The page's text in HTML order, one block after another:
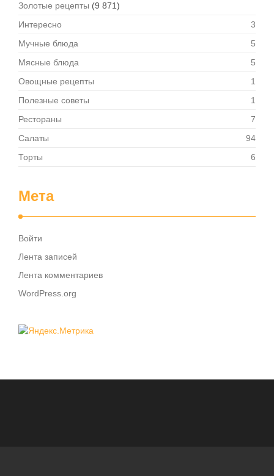
Золотые рецепты (9 871)
Интересно
3
Мучные блюда
5
Мясные блюда
5
Овощные рецепты
1
Полезные советы
1
Рестораны
7
Салаты
94
Торты
6
Мета
Войти
Лента записей
Лента комментариев
WordPress.org